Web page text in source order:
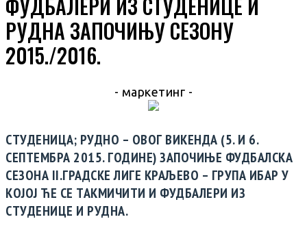
РУДНА ЗАПОЧИЊУ СЕЗОНУ
2015./2016.
- маркетинг -
СТУДЕНИЦА; РУДНО – ОВОГ ВИКЕНДА (5. И 6.
СЕПТЕМБРА 2015. ГОДИНЕ) ЗАПОЧИЊЕ ФУДБАЛСКА
СЕЗОНА II.ГРАДСКЕ ЛИГЕ КРАЉЕВО – ГРУПА ИБАР У
КОЈОЈ ЋЕ СЕ ТАКМИЧИТИ И ФУДБАЛЕРИ ИЗ
СТУДЕНИЦЕ И РУДНА.